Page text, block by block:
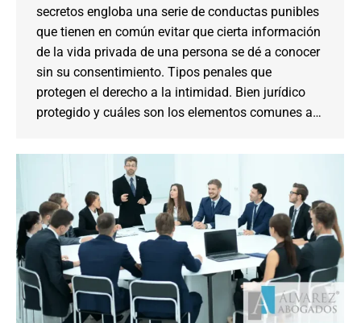
secretos engloba una serie de conductas punibles
que tienen en común evitar que cierta información
de la vida privada de una persona se dé a conocer
sin su consentimiento. Tipos penales que
protegen el derecho a la intimidad. Bien jurídico
protegido y cuáles son los elementos comunes a…